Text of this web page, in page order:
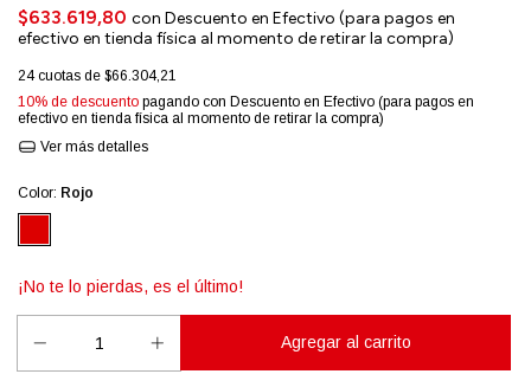
$633.619,80 con Descuento en Efectivo (para pagos en
efectivo en tienda física al momento de retirar la compra)
24 cuotas de $66.304,21
10% de descuento pagando con Descuento en Efectivo (para pagos en
efectivo en tienda física al momento de retirar la compra)
Ver más detalles
Color: Rojo
¡No te lo pierdas, es el último!